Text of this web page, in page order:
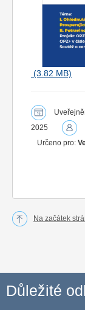
2025
Určeno pro:
Na začátek
Důležité